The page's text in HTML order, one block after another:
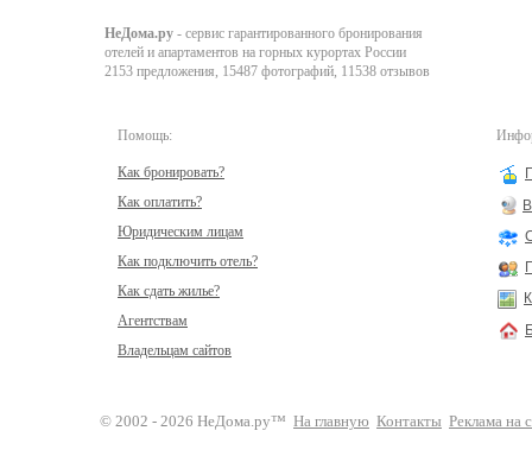
НеДома.ру - сервис гарантированного бронирования
отелей и апартаментов на горных курортах России
2153 предложения, 15487 фотографий, 11538 отзывов
Помощь:
Как бронировать?
Как оплатить?
Юридическим лицам
Как подключить отель?
Как сдать жилье?
Агентствам
Владельцам сайтов
© 2002 - 2026 НеДома.ру™ На главную Контакты Реклама на